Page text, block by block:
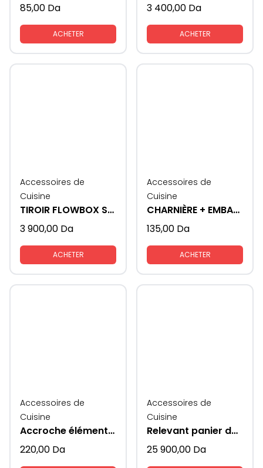
85,00 Da
ACHETER
3 400,00 Da
ACHETER
Accessoires de
Cuisine
TIROIR FLOWBOX SAMET
3 900,00 Da
ACHETER
Accessoires de
Cuisine
CHARNIÈRE + EMBASE STAR TRACK 3D
135,00 Da
ACHETER
Accessoires de
Cuisine
Accroche éléments meubles cuisines
220,00 Da
Accessoires de
Cuisine
Relevant panier de rangement vaisselles coté verres
25 900,00 Da